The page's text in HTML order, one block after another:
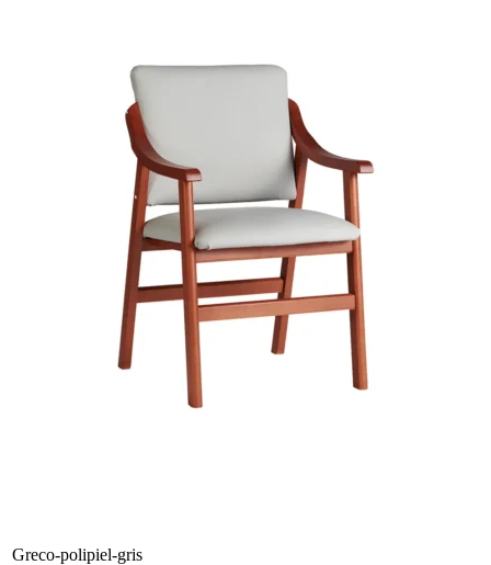
Greco-polipiel-gris